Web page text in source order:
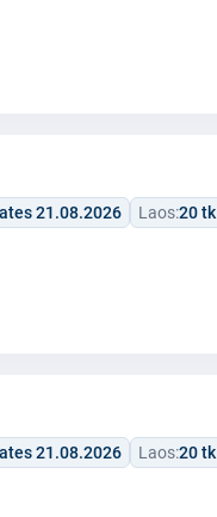
21.08.2026 Laos:20 tk
21.08.2026 Laos:20 tk